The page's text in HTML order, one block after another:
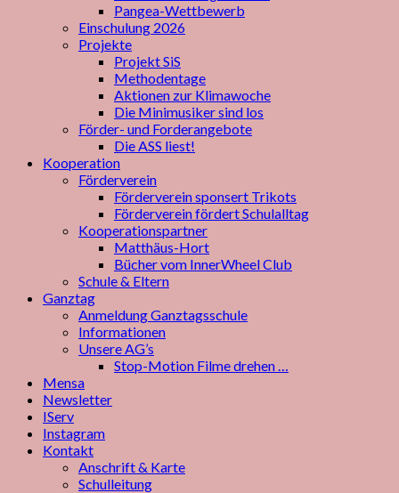
Pangea-Wettbewerb
Einschulung 2026
Projekte
Projekt SiS
Methodentage
Aktionen zur Klimawoche
Die Minimusiker sind los
Förder- und Forderangebote
Die ASS liest!
Kooperation
Förderverein
Förderverein sponsert Trikots
Förderverein fördert Schulalltag
Kooperationspartner
Matthäus-Hort
Bücher vom InnerWheel Club
Schule & Eltern
Ganztag
Anmeldung Ganztagsschule
Informationen
Unsere AG’s
Stop-Motion Filme drehen …
Mensa
Newsletter
IServ
Instagram
Kontakt
Anschrift & Karte
Schulleitung